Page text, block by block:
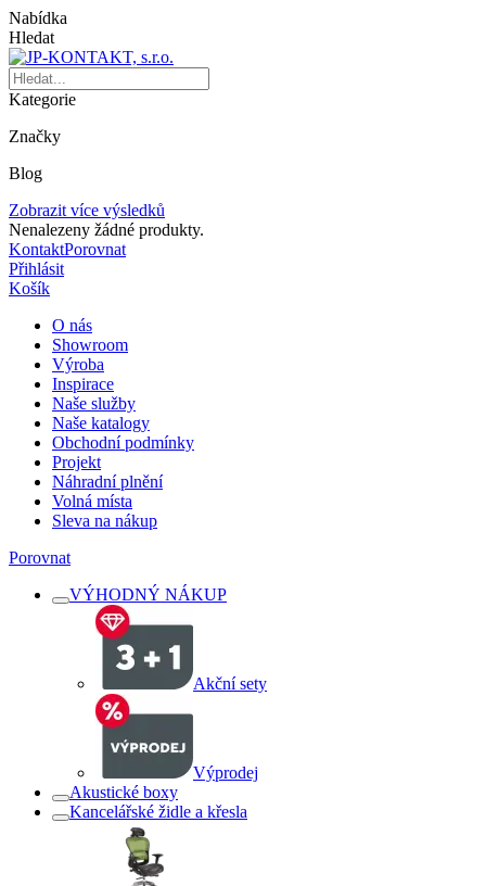
Nabídka
Hledat
Kategorie
Značky
Blog
Zobrazit více výsledků
Nenalezeny žádné produkty.
KontaktPorovnat
Přihlásit
Košík
O nás
Showroom
Výroba
Inspirace
Naše služby
Naše katalogy
Obchodní podmínky
Projekt
Náhradní plnění
Volná místa
Sleva na nákup
Porovnat
VÝHODNÝ NÁKUP
Akční sety
Výprodej
Akustické boxy
Kancelářské židle a křesla